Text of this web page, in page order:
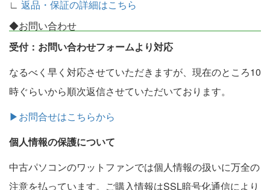
∟ 返品・保証の詳細はこちら
◆お問い合わせ
受付：お問い合わせフォームより対応
なるべく早く対応させていただきますが、現在のところ10
時ぐらいから順次返信させていただいております。
▶お問合せはこちらから
個人情報の保護について
中古パソコンのワットファンでは個人情報の扱いに万全の
注意を払っています。ご購入情報はSSL暗号化通信により